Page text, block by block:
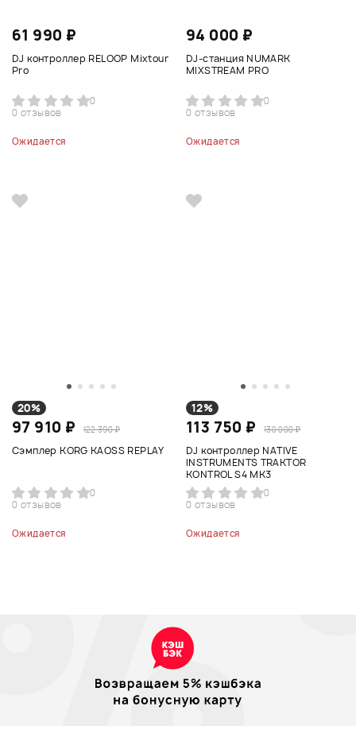
61 990 ₽
DJ контроллер RELOOP Mixtour
Pro
0
0 отзывов
Ожидается
94 000 ₽
DJ-станция NUMARK
MIXSTREAM PRO
0
0 отзывов
Ожидается
20%
97 910 ₽ 122 390 ₽
Сэмплер KORG KAOSS REPLAY
0
0 отзывов
Ожидается
12%
113 750 ₽ 130 000 ₽
DJ контроллер NATIVE
INSTRUMENTS TRAKTOR
KONTROL S4 MK3
0
0 отзывов
Ожидается